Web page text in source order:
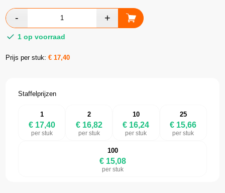
1 op voorraad
Prijs per stuk:€17,40
Staffelprijzen
1
€ 17,40
per stuk
2
€ 16,82
per stuk
10
€ 16,24
per stuk
25
€ 15,66
per stuk
100
€ 15,08
per stuk